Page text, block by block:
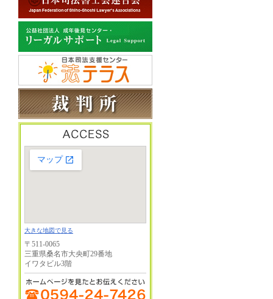
大きな地図で見る
〒511-0065
三重県桑名市大央町29番地
イワタビル3階